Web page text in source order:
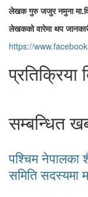
लेखक गुरु जजुर नमुना
लेखकको वारेमा थप
https://
प्रतिक्रिया
सम्बन्धित
पश्चिम नेपालका
समिति सदस्यमा